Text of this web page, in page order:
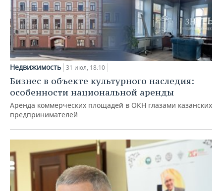
Недвижимость 31 июл, 18:10
Бизнес в объекте культурного наследия:
особенности национальной аренды
Аренда коммерческих площадей в ОКН глазами казанских
предпринимателей